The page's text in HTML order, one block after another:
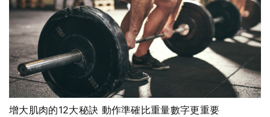
增大肌肉的12大秘訣 動作準確比重量數字更重要